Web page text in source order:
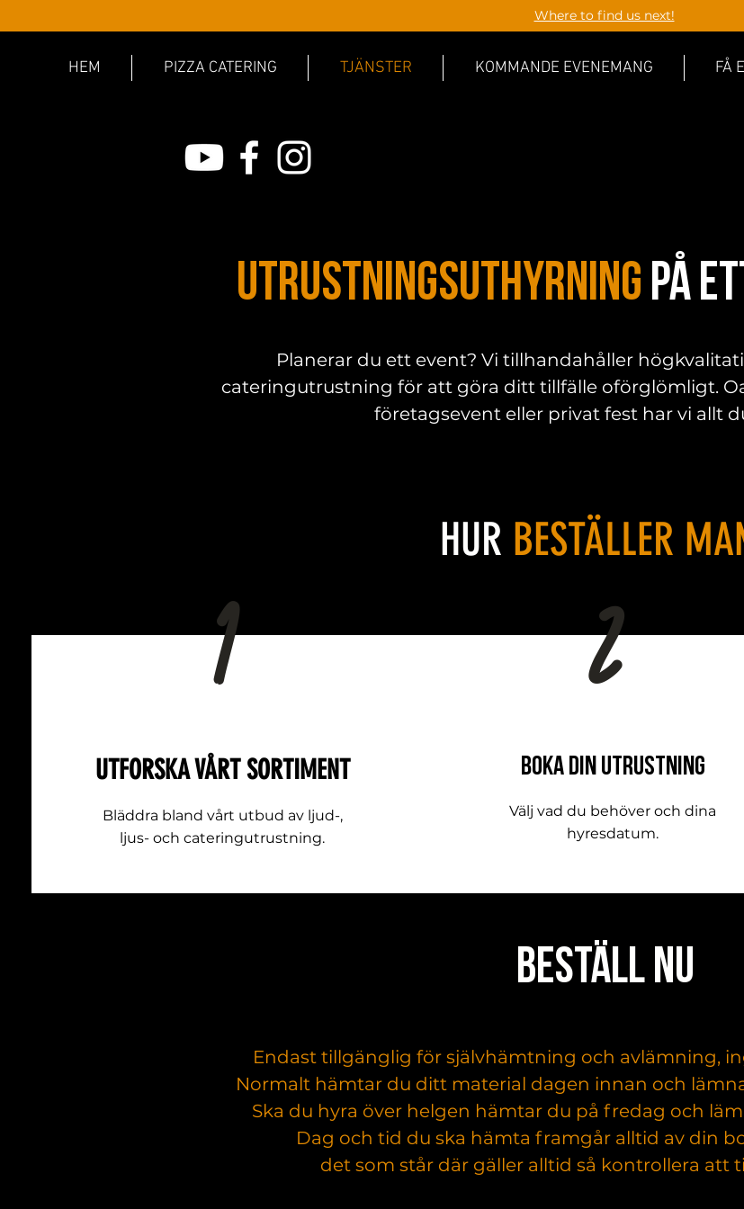
Where to find us next!
HEM PIZZA CATERING TJÄNSTER KOMMANDE EVENEMANG FÅ
Utrustningsuthyrning på
Planerar du ett event? Vi tillhandahåller
cateringutrustning för att göra ditt tillfälle oförglömligt.
företagsevent eller privat fest har vi allt
HUR BESTÄLLER
1
UTFORSKA VÅRT SORTIMENT
Bläddra bland vårt utbud av ljud-,
ljus- och cateringutrustning.
2
BOKA DIN UTRUSTNING
Välj vad du behöver och dina
hyresdatum.
BESTÄLL NU
Endast tillgänglig för självhämtning och avlämning,
Normalt hämtar du ditt material dagen innan och
Ska du hyra över helgen hämtar du på fredag och
Dag och tid du ska hämta framgår alltid av din
det som står där gäller alltid så kontrollera att